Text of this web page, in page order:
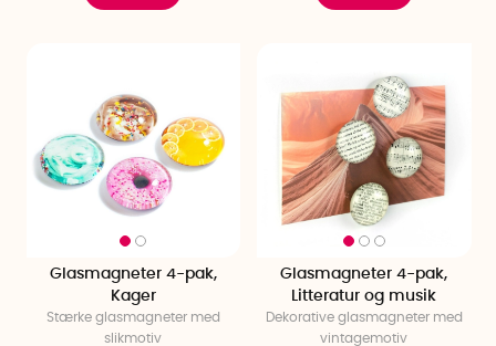
Glasmagneter 4-pak,
Kager
Stærke glasmagneter med
slikmotiv
Glasmagneter 4-pak,
Litteratur og musik
Dekorative glasmagneter med
vintagemotiv